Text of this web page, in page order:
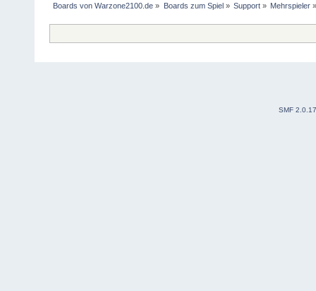
Boards von Warzone2100.de » Boards zum Spiel» Support» Mehrspieler
SMF 2.0.17